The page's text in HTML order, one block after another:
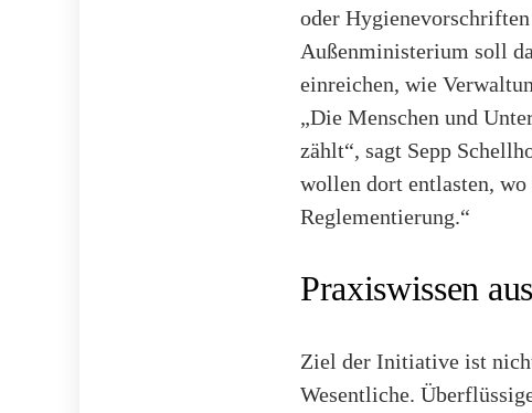
oder
Außenministerium soll
einreichen, wie
„Die Menschen und
zählt“, sagt Sepp
wollen dort entlasten,
Reglementierung.“
Praxiswissen
Ziel der Initiative ist
Wesentliche.